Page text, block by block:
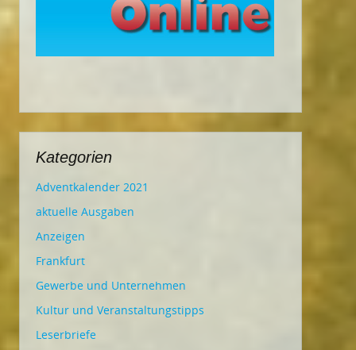
Kategorien
Adventkalender 2021
aktuelle Ausgaben
Anzeigen
Frankfurt
Gewerbe und Unternehmen
Kultur und Veranstaltungstipps
Leserbriefe